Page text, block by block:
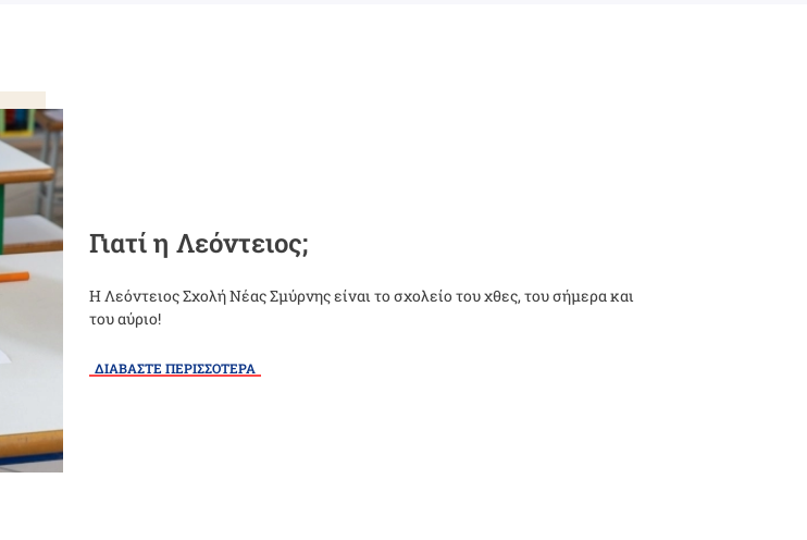
Γιατί η Λεόντειος;
Η Λεόντειος Σχολή Νέας Σμύρνης είναι το σχολείο του χθες, του σήμερα και
του αύριο!
ΔΙΑΒΑΣΤΕ ΠΕΡΙΣΣΟΤΕΡΑ